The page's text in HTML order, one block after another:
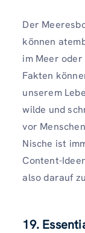
Der
können
im Meer
Fakten
unserem
wilde und
vor
Nische ist
Content-
also darauf
19.